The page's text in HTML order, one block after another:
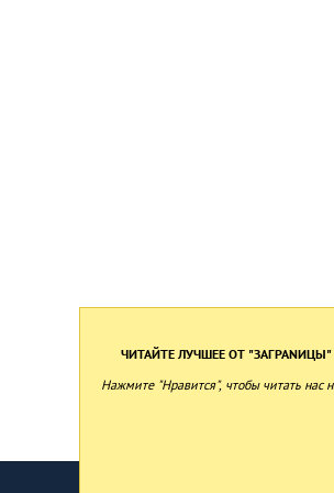
ЧИТАЙТЕ ЛУЧШЕЕ ОТ
Нажмите "Нравится", чтобы читать нас